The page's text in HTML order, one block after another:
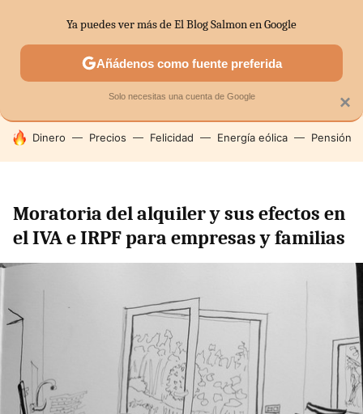
SECTORES ECONOMÍA DOMÉSTICA MERCADOS
HOY SE HABLA DE
Dinero Precios Felicidad Energía eólica Pensión
Moratoria del alquiler y sus efectos en
el IVA e IRPF para empresas y familias
×
Ya puedes ver más de El Blog Salmon en Google
Añádenos como fuente preferida
Solo necesitas una cuenta de Google